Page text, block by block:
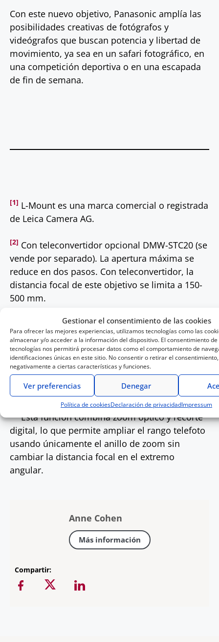
Gestionar el consentimiento de las cookies
Para ofrecer las mejores experiencias, utilizamos tecnologías como las
almacenar y/o acceder a la información del dispositivo. El consentimiento de
tecnologías nos permitirá procesar datos como el comportamiento de
identificaciones únicas en este sitio. No consentir o retirar el
negativamente a ciertas características y funciones.
Denegar
Ver preferencias
Política de cookiesDeclaración de privacidadImpressum
Con este nuevo objetivo, Panasonic amplía las
posibilidades creativas de fotógrafos y
videógrafos que buscan potencia y libertad de
movimiento, ya sea en un safari fotográfico, en
una competición deportiva o en una escapada
de fin de semana.
[1] L-Mount es una marca comercial o registrada
de Leica Camera AG.
[2] Con teleconvertidor opcional DMW-STC20 (se
vende por separado). La apertura máxima se
reduce en dos pasos. Con teleconvertidor, la
distancia focal de este objetivo se limita a 150-
500 mm.
Según el estándar CIPA [dirección de
giro/inclinación: distancia de enfoque f = 500
mm. Con cámaraLUMIX S1RII].
[4]Cámaras compatibles:DC-S1M2, DC-S1M2ES,
DC-S1RM2(versión de firmware 1.2).
Esta función combina zoom óptico y recorte
digital, lo que permite ampliar el rango telefoto
usando únicamente el anillo de zoom sin
cambiar la distancia focal en el extremo
angular.
Anne Cohen
Más información
Compartir: